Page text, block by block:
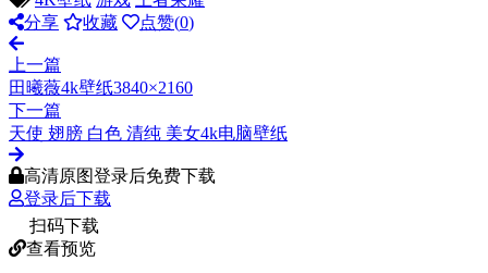
分享
收藏 点赞(0)
上一篇
田曦薇4k壁纸3840×2160
下一篇
天使 翅膀 白色 清纯 美女4k电脑壁纸
高清原图登录后免费下载
登录后下载
扫码下载
查看预览